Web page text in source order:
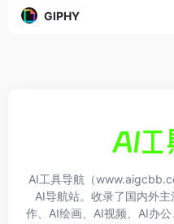
GIPHY
AI工具导航（
AI导航站。收录了国内外
作、AI绘画、AI视频、AI办